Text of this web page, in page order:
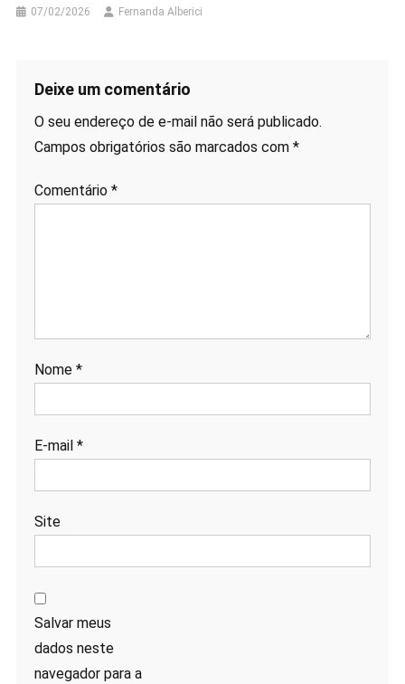
07/02/2026 Fernanda Alberici
Deixe um comentário
O seu endereço de e-mail não será publicado.
Campos obrigatórios são marcados com *
Comentário *
Nome *
E-mail *
Site
Salvar meus
dados neste
navegador para a